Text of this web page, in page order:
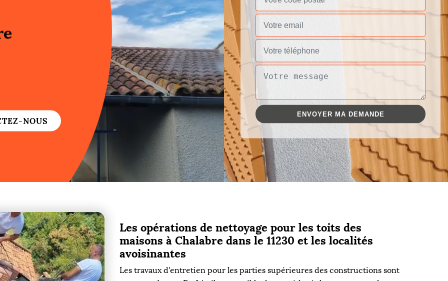
NOUS
Les opérations de nettoyage pour les toits des
maisons à Chalabre dans le 11230 et les localités
avoisinantes
Les travaux d'entretien pour les parties supérieures des constructions sont